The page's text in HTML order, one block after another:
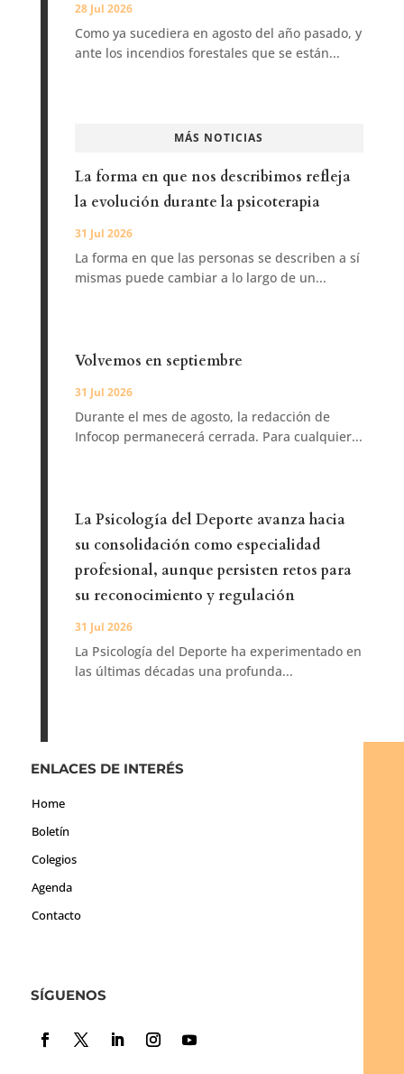
28 Jul 2026
Como ya sucediera en agosto del año pasado, y
ante los incendios forestales que se están...
MÁS NOTICIAS
La forma en que nos describimos refleja
la evolución durante la psicoterapia
31 Jul 2026
La forma en que las personas se describen a sí
mismas puede cambiar a lo largo de un...
Volvemos en septiembre
31 Jul 2026
Durante el mes de agosto, la redacción de
Infocop permanecerá cerrada. Para cualquier...
La Psicología del Deporte avanza hacia
su consolidación como especialidad
profesional, aunque persisten retos para
su reconocimiento y regulación
31 Jul 2026
La Psicología del Deporte ha experimentado en
las últimas décadas una profunda...
ENLACES DE INTERÉS
Home
Boletín
Colegios
Agenda
Contacto
SÍGUENOS